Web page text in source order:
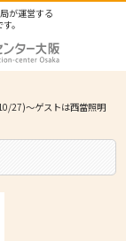
が運営する
。
27)～ゲストは西當照明